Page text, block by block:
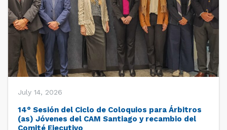
July 14, 2026
14° Sesión del Ciclo de Coloquios para Árbitros
(as) Jóvenes del CAM Santiago y recambio del
Comité Ejecutivo